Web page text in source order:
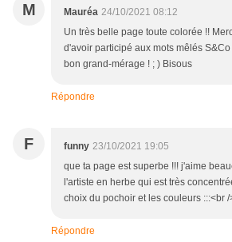
M Mauréa 24/10/2021 08:12
Un très belle page toute colorée !!
d'avoir participé aux mots mêlés
bon grand-mérage ! ; ) Bisous
Répondre
F funny 23/10/2021 19:05
que ta page est superbe !!! j'aime
l'artiste en herbe qui est très
choix du pochoir et les couleurs :::<br
Répondre